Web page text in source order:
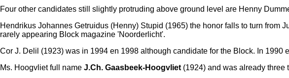
Four other candidates still slightly protruding above ground level are Henny
Hendrikus Johannes Getruidus (Henny) Stupid (1965) the honor falls to turn from
rarely appearing Block magazine 'Noorderlicht'.
Cor J. Delil (1923) was in 1994 en 1998 although candidate for the Block. In 1990
Ms. Hoogvliet full name J.Ch. Gaasbeek-Hoogvliet(1924) and was already three